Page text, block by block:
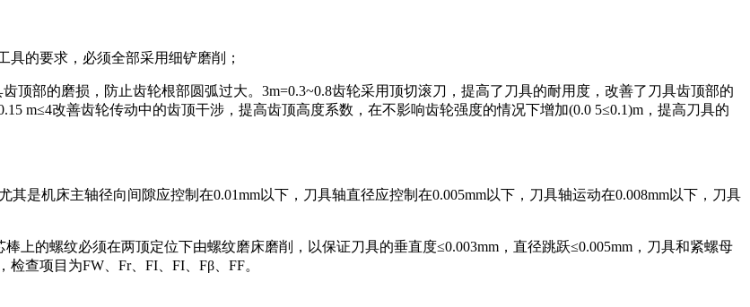
具的要求，必须全部采用细铲磨削；
顶部的磨损，防止齿轮根部圆弧过大。3m=0.3~0.8齿轮采用顶切滚刀，提高了刀具的耐用度，改善了刀具齿顶部的
m≤4改善齿轮传动中的齿顶干涉，提高齿顶高度系数，在不影响齿轮强度的情况下增加(0.0 5≤0.1)m，提高刀具的
是机床主轴径向间隙应控制在0.01mm以下，刀具轴直径应控制在0.005mm以下，刀具轴运动在0.008mm以下，刀具
上的螺纹必须在两顶定位下由螺纹磨床磨削，以保证刀具的垂直度≤0.003mm，直径跳跃≤0.005mm，刀具和紧螺母
查项目为FW、Fr、FI、FI、Fβ、FF。